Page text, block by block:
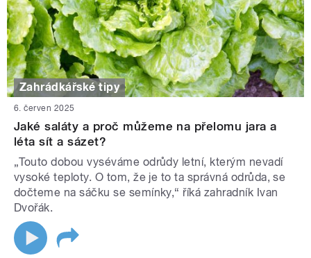
Zahrádkářské tipy
6. červen 2025
Jaké saláty a proč můžeme na přelomu jara a
léta sít a sázet?
„Touto dobou vyséváme odrůdy letní, kterým nevadí
vysoké teploty. O tom, že je to ta správná odrůda, se
dočteme na sáčku se semínky,“ říká zahradník Ivan
Dvořák.